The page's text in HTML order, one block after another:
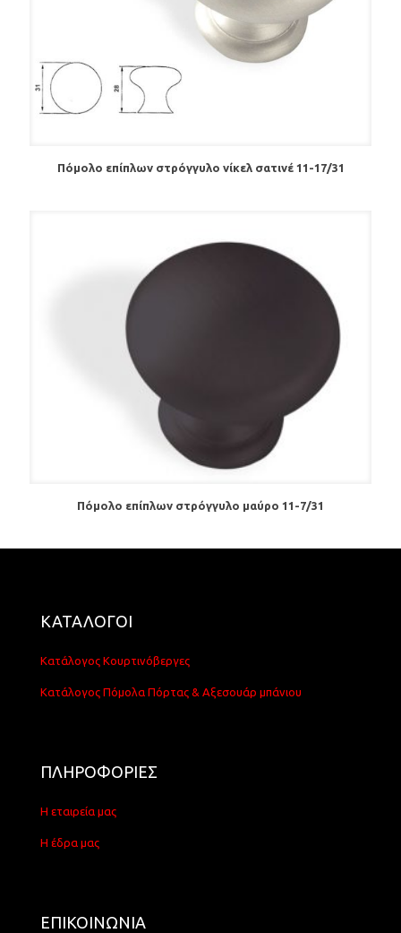
Πόμολo επίπλων στρόγγυλο νίκελ σατινέ 11-17/31
Πόμολo επίπλων στρόγγυλο μαύρο 11-7/31
ΚΑΤΑΛΟΓΟΙ
Κατάλογος Κουρτινόβεργες
Κατάλογος Πόμολα Πόρτας & Αξεσουάρ μπάνιου
ΠΛΗΡΟΦΟΡΙΕΣ
Η εταιρεία μας
Η έδρα μας
ΕΠΙΚΟΙΝΩΝΙΑ